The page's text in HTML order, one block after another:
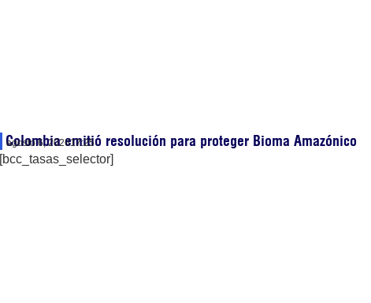
Colombia emitió resolución para proteger Bioma Amazónico
agosto 6, 202617:25
[bcc_tasas_selector]